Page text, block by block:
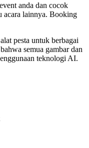
anda dan cocok
acara lainnya. Booking
pesta untuk berbagai
semua gambar dan
teknologi AI.